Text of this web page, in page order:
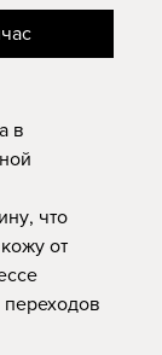
в
что
от
переходов